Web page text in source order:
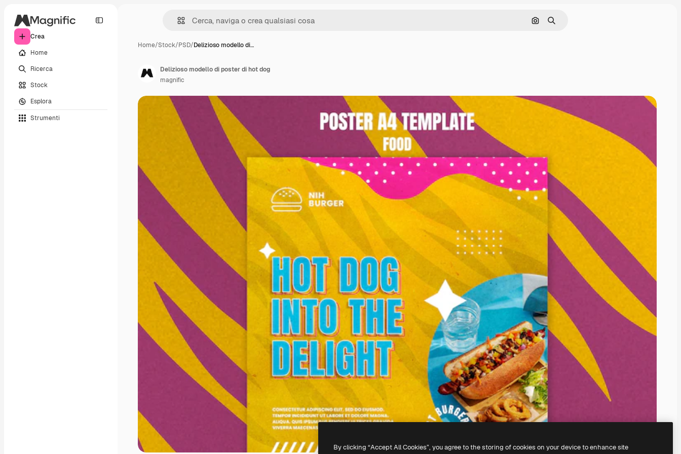
Crea
Home
Ricerca
Stock
Esplora
Strumenti
Cerca per immagine
Ricerca
Home/Stock/PSD/Delizioso modello di…
Delizioso modello di poster di hot dog
magnific
By clicking “Accept All Cookies”, you agree to the storing of cookies on your device to enhance site